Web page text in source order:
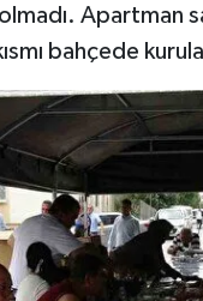
Apartman
bahçede